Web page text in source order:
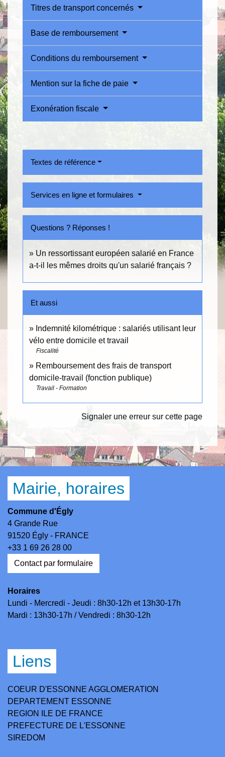
Titres de transport concernés
Base de remboursement
Conditions du remboursement
Mention sur la fiche de paie
Exonération fiscale
Textes de référence
Services en ligne et formulaires
Questions ? Réponses !
Un ressortissant européen salarié en France
a-t-il les mêmes droits qu'un salarié français ?
Et aussi
Indemnité kilométrique : salariés utilisant leur
vélo entre domicile et travail
Fiscalité
Remboursement des frais de transport
domicile-travail (fonction publique)
Travail - Formation
Signaler une erreur sur cette page
Mairie, horaires
Commune d'Égly
4 Grande Rue
91520 Égly - FRANCE
+33 1 69 26 28 00
Contact par formulaire
Horaires
Lundi - Mercredi - Jeudi : 8h30-12h et 13h30-17h
Mardi : 13h30-17h / Vendredi : 8h30-12h
Liens
COEUR D'ESSONNE AGGLOMERATION
DEPARTEMENT ESSONNE
REGION ILE DE FRANCE
PREFECTURE DE L'ESSONNE
SIREDOM